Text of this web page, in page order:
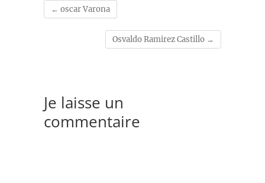
← oscar Varona
Osvaldo Ramirez Castillo →
Je laisse un
commentaire